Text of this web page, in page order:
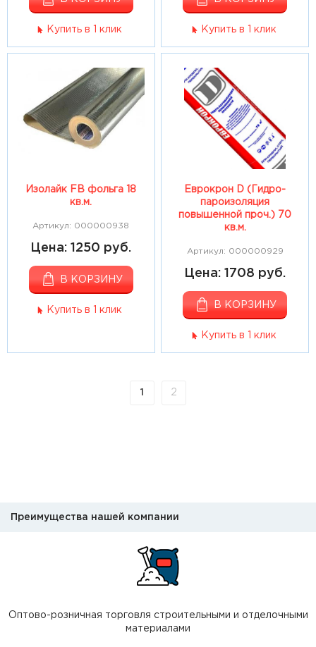
Купить в 1 клик Купить в 1 клик
Изолайк FB фольга 18
кв.м.
Артикул: 000000938
Цена: 1250 руб.
В КОРЗИНУ
Купить в 1 клик
Еврокрон D (Гидро-
пароизоляция
повышенной проч.) 70
кв.м.
Артикул: 000000929
Цена: 1708 руб.
В КОРЗИНУ
Купить в 1 клик
1 2
Преимущества нашей компании
Оптово-розничная торговля строительными и отделочными
материалами